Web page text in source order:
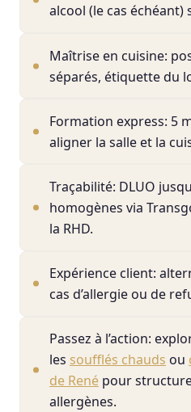
alcool (le cas échéant)
Maîtrise en cuisine:
séparés, étiquette du
Formation express: 5
aligner la salle et la
Traçabilité: DLUO
homogènes via
la RHD.
Expérience client:
cas d’allergie ou de
Passez à l’action:
les soufflés chauds ou
de René pour
allergènes.